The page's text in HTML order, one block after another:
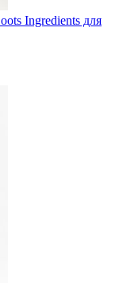
Ingredients для